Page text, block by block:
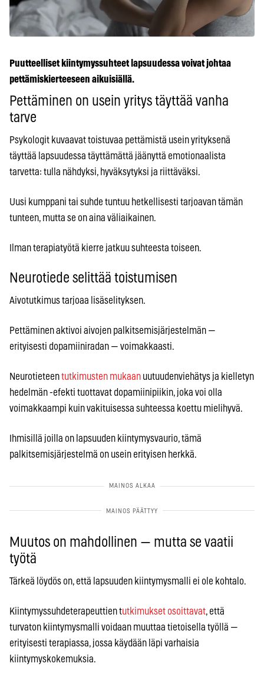
Puutteelliset kiintymyssuhteet lapsuudessa voivat johtaa
pettämiskierteeseen aikuisiällä.
Pettäminen on usein yritys täyttää vanha
tarve
Psykologit kuvaavat toistuvaa pettämistä usein yrityksenä
täyttää lapsuudessa täyttämättä jäänyttä emotionaalista
tarvetta: tulla nähdyksi, hyväksytyksi ja riittäväksi.
Uusi kumppani tai suhde tuntuu hetkellisesti tarjoavan tämän
tunteen, mutta se on aina väliaikainen.
Ilman terapiatyötä kierre jatkuu suhteesta toiseen.
Neurotiede selittää toistumisen
Aivotutkimus tarjoaa lisäselityksen.
Pettäminen aktivoi aivojen palkitsemisjärjestelmän —
erityisesti dopamiiniradan — voimakkaasti.
Neurotieteentutkimusten mukaan uutuudenviehätys ja kielletyn
hedelmän -efekti tuottavat dopamiinipiikin, joka voi olla
voimakkaampi kuin vakituisessa suhteessa koettu mielihyvä.
Ihmisillä joilla on lapsuuden kiintymysvaurio, tämä
palkitsemisjärjestelmä on usein erityisen herkkä.
Muutos on mahdollinen — mutta se vaatii
työtä
Tärkeä löydös on, että lapsuuden kiintymysmalli ei ole kohtalo.
Kiintymyssuhdeterapeuttien tutkimukset osoittavat, että
turvaton kiintymysmalli voidaan muuttaa tietoisella työllä —
erityisesti terapiassa, jossa käydään läpi varhaisia
kiintymyskokemuksia.